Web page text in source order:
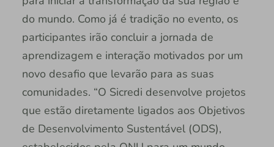
do mundo. Como já é tradição no evento, os
participantes irão concluir a jornada de
aprendizagem e interação motivados por um
novo desafio que levarão para as suas
comunidades. “O Sicredi desenvolve projetos
que estão diretamente ligados aos Objetivos
de Desenvolvimento Sustentável (ODS),